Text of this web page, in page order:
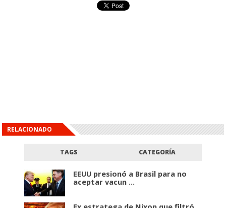
RELACIONADO
TAGS CATEGORÍA
EEUU presionó a Brasil para no
aceptar vacun ...